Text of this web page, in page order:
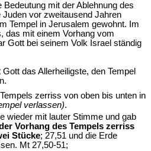
Bedeutung mit der Ablehnung des
vor zweitausend Jahren
Tempel in Jerusalem gewohnt. Im
das mit einem Vorhang vom
Gott bei seinem Volk Israel ständig
das Allerheiligste, den Tempel
zerriss von oben bis unten in
verlassen).
wieder mit lauter Stimme und gab
Vorhang des Tempels zerriss
Stücke; 27,51 und die Erde
Mt 27,50-51;